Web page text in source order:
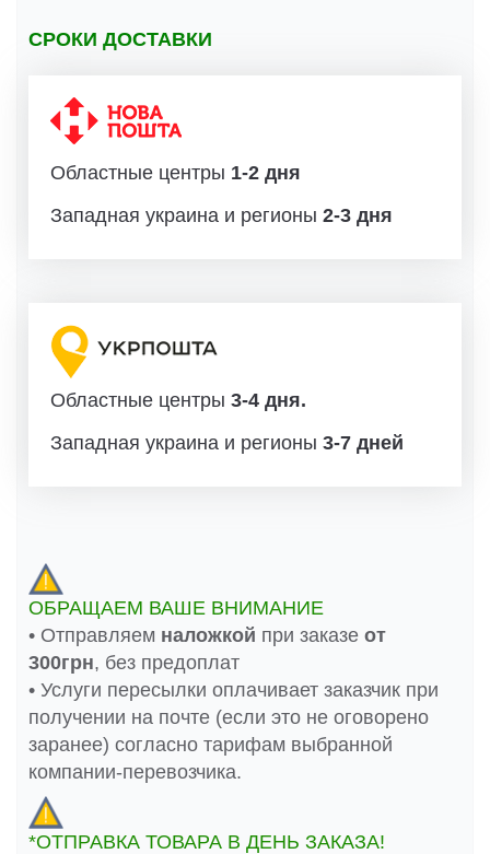
СРОКИ ДОСТАВКИ
Областные центры 1-2 дня
Западная украина и регионы 2-3 дня
Областные центры 3-4 дня.
Западная украина и регионы 3-7 дней
ОБРАЩАЕМ ВАШЕ ВНИМАНИЕ
• Отправляем наложкой при заказе от
300грн, без предоплат
• Услуги пересылки оплачивает заказчик при
получении на почте (если это не оговорено
заранее) согласно тарифам выбранной
компании-перевозчика.
*ОТПРАВКА ТОВАРА В ДЕНЬ ЗАКАЗА!